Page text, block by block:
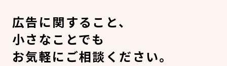
広告に関すること、
小さなことでも
お気軽にご相談ください。